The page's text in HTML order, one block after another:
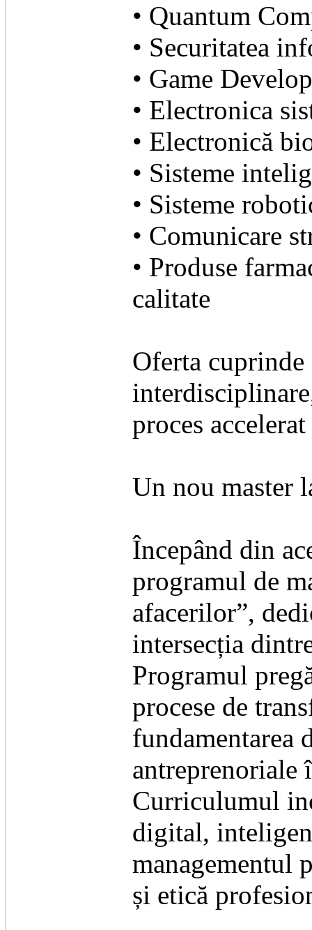
• Quantum
• Securitatea
• Game
• Electronica
• Electronică
• Sisteme
• Sisteme
• Comunicare
• Produse
calitate
Oferta cuprinde
proces
Un nou master
Începând din
programul de
afacerilor”,
intersecția
Programul
procese de
fundamentarea
antreprenoriale
Curriculumul
digital,
managementul
și etică